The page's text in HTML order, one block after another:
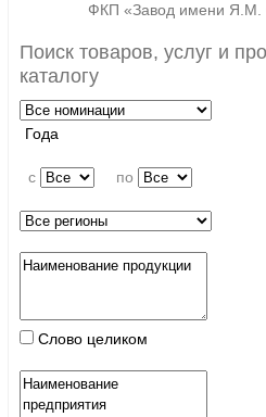
ФКП «Завод имени Я.М.
Поиск товаров, услуг и
каталогу
Года
c по
Слово целиком